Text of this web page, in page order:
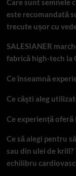
Care sunt semnele
este recomandată
trecute ușor cu
SALESIANER
fabrică high-tech la
Ce înseamnă
Ce căști aleg
Ce experiență
Ce să alegi pentru
sau din ulei de
echilibru